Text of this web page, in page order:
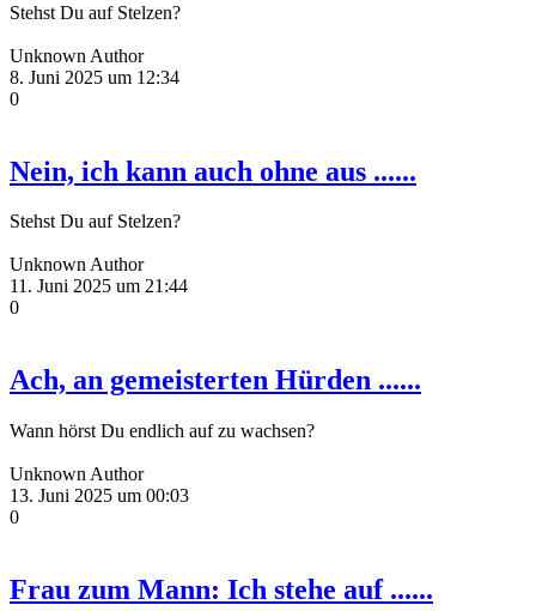
Stehst Du auf Stelzen?
Unknown Author
8. Juni 2025 um 12:34
0
Nein, ich kann auch ohne aus ......
Stehst Du auf Stelzen?
Unknown Author
11. Juni 2025 um 21:44
0
Ach, an gemeisterten Hürden ......
Wann hörst Du endlich auf zu wachsen?
Unknown Author
13. Juni 2025 um 00:03
0
Frau zum Mann: Ich stehe auf ......